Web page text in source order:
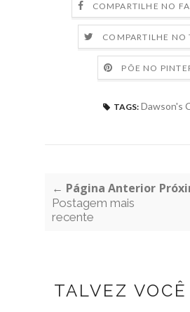
COMPARTILHE NO
COMPARTILHE NO
PÕE NO
TAGS: Dawson's
← Página Anterior
Postagem mais
recente
TALVEZ